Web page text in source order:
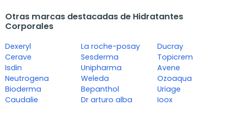
Otras marcas destacadas de Hidratantes
Corporales
Dexeryl
Cerave
Isdin
Neutrogena
Bioderma
Caudalie
La roche-posay
Sesderma
Unipharma
Weleda
Bepanthol
Dr arturo alba
Ducray
Topicrem
Avene
Ozoaqua
Uriage
Ioox